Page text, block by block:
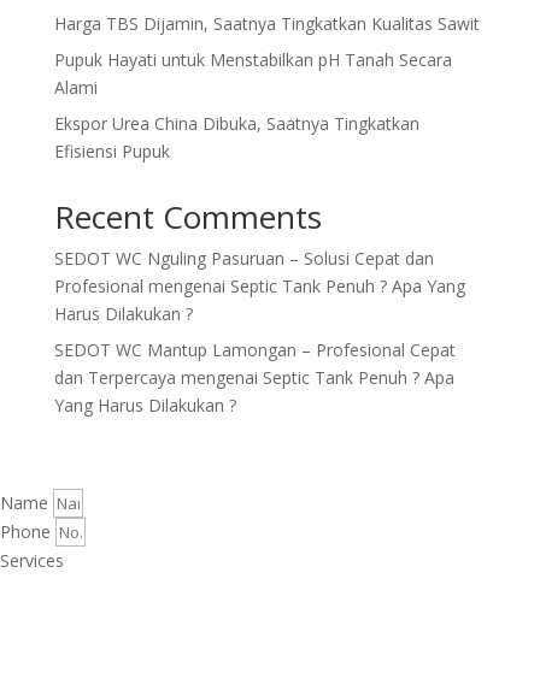
Harga TBS Dijamin, Saatnya Tingkatkan Kualitas Sawit
Pupuk Hayati untuk Menstabilkan pH Tanah Secara
Alami
Ekspor Urea China Dibuka, Saatnya Tingkatkan
Efisiensi Pupuk
Recent Comments
SEDOT WC Nguling Pasuruan – Solusi Cepat dan
Profesional mengenai Septic Tank Penuh ? Apa Yang
Harus Dilakukan ?
SEDOT WC Mantup Lamongan – Profesional Cepat
dan Terpercaya mengenai Septic Tank Penuh ? Apa
Yang Harus Dilakukan ?
Name
Phone
Services